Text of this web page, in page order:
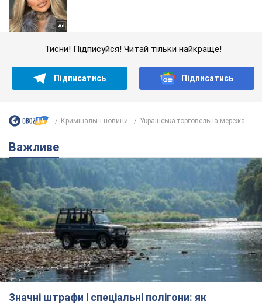
Тисни! Підписуйся! Читай тільки найкраще!
Підписатись Підписатись
Кримінальні новини Українська торговельна мережа...
Важливе
Значні штрафи і спеціальні полігони: як